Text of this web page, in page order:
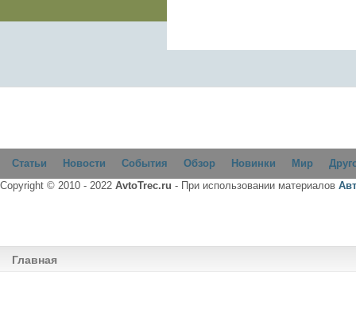
Статьи Новости События Обзор Новинки Мир
Copyright © 2010 - 2022 AvtoTrec.ru - При использовании материалов
Главная